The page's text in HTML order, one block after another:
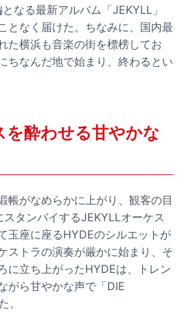
なる最新アルバム「JEKYLL」
となく届けた。ちなみに、国内最
た横浜も音楽の街を標榜してお
ちなんだ地で始まり、終わるとい
を酔わせる甘やかな
帳がなめらかに上がり、観客の目
タンバイするJEKYLLオーケス
玉座に座るHYDEのシルエットが
ストラの演奏が厳かに始まり、そ
に立ち上がったHYDEは、トレン
がら甘やかな声で「DIE
。